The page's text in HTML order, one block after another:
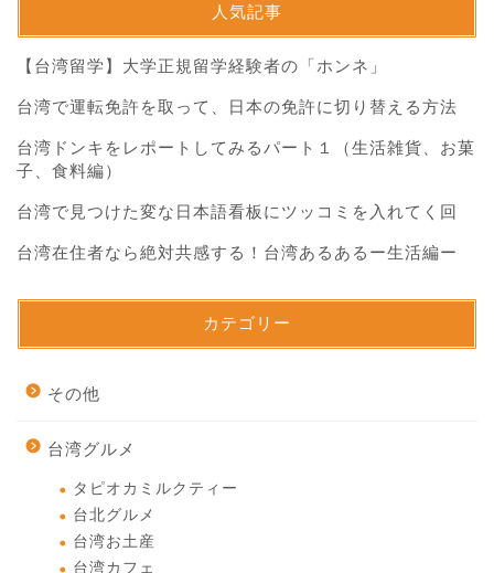
人気記事
【台湾留学】大学正規留学経験者の「ホンネ」
台湾で運転免許を取って、日本の免許に切り替える方法
台湾ドンキをレポートしてみるパート１（生活雑貨、お菓
子、食料編）
台湾で見つけた変な日本語看板にツッコミを入れてく回
台湾在住者なら絶対共感する！台湾あるあるー生活編ー
カテゴリー
その他
台湾グルメ
タピオカミルクティー
台北グルメ
台湾お土産
台湾カフェ